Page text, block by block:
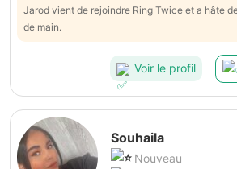
Jarod vient de rejoindre Ring Twice et a hâte
de main.
Voir le profil
Souhaila
Nouveau